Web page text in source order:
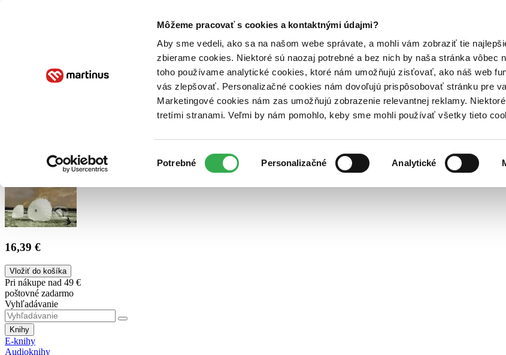
Môžeme pracovať s cookies a kontaktnými údajmi?
Aby sme vedeli, ako sa na našom webe správate, a mohli vám zobraziť tie
zbierame cookies. Niektoré sú naozaj potrebné a bez nich by naša stránka vôbec
toho používame analytické cookies, ktoré nám umožňujú zisťovať, ako náš web
vás zlepšovať. Personalizačné cookies nám dovoľujú prispôsobovať stránku pre
Marketingové cookies nám zas umožňujú zobrazenie relevantnej reklamy.
tretími stranami. Veľmi by nám pomohlo, keby sme mohli používať všetky tieto
súhlasu
Potrebné Personalizačné Analytické
Poukážky Kontakt
16,39 €
Vložiť do košíka
Pri nákupe nad 49 €
poštovné zadarmo
Vyhľadávanie
Knihy
E-knihy
Audioknihy